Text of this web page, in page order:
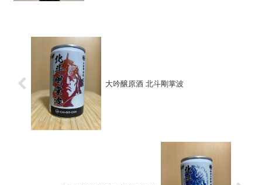
大吟醸原酒 北斗剛掌波